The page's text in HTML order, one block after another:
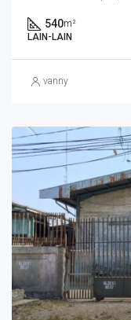
540m²
LAIN-LAIN
vanny